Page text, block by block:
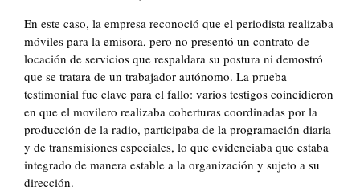
En este caso, la empresa reconoció que el periodista realizaba
móviles para la emisora, pero no presentó un contrato de
locación de servicios que respaldara su postura ni demostró
que se tratara de un trabajador autónomo. La prueba
testimonial fue clave para el fallo: varios testigos coincidieron
en que el movilero realizaba coberturas coordinadas por la
producción de la radio, participaba de la programación diaria
y de transmisiones especiales, lo que evidenciaba que estaba
integrado de manera estable a la organización y sujeto a su
dirección.